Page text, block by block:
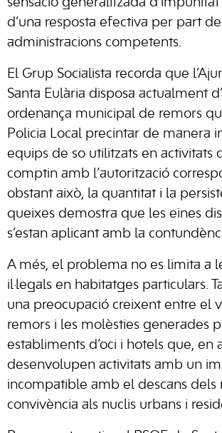
sensació generalitzada
d’una resposta efectiva per part
administracions competents.
El Grup Socialista recorda que
Santa Eulària disposa actualment
ordenança municipal de remors
Policia Local precintar de manera
equips de so utilitzats en activitats
comptin amb l’autorització
obstant això, la quantitat i la
queixes demostra que les eines
s’estan aplicant amb la
A més, el problema no es limita a
il·legals en habitatges particulars.
una preocupació creixent entre el
remors i les molèsties generades
establiments d’oci i hotels que, en
desenvolupen activitats amb un
incompatible amb el descans dels
convivència als nuclis urbans i